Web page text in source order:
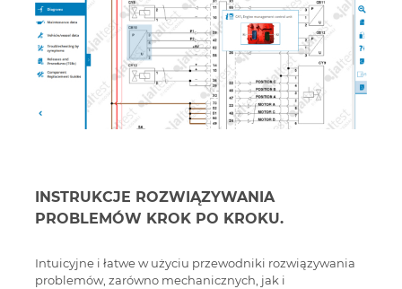
INSTRUKCJE ROZWIĄZYWANIA
PROBLEMÓW KROK PO KROKU.
Intuicyjne i łatwe w użyciu przewodniki rozwiązywania
problemów, zarówno mechanicznych, jak i